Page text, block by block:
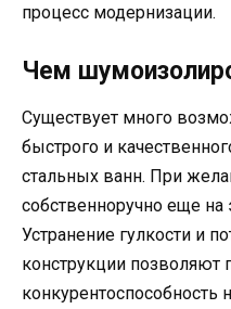
процесс модернизации.
Чем
Существует много
быстрого и
стальных ванн. При
собственноручно еще на
Устранение гулкости и
конструкции позволяют
конкурентоспособность